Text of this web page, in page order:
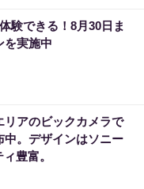
験できる！8月30日ま
を実施中
リアのビックカメラで
。デザインはソニー
豊富。